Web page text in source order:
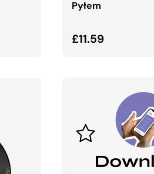
Pyłem
Normalna cena
£11.59